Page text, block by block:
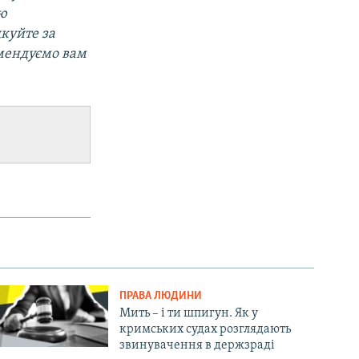
за
вам
ПРАВА ЛЮДИНИ
Мить – і ти шпигун. Як у
кримських судах розглядають
звинувачення в держзраді